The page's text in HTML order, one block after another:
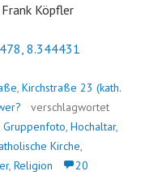
Köpfler
8.344431
, Kirchstraße 23 (kath.
verschlagwortet
Gruppenfoto, Hochaltar,
Kirche,
, Religion
20